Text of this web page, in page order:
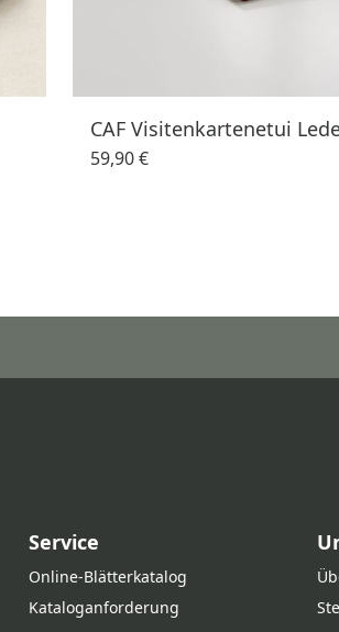
CAF Visitenkartenetui
59,90 €
Service
Online‑Blätterkatalog
Kataloganforderung